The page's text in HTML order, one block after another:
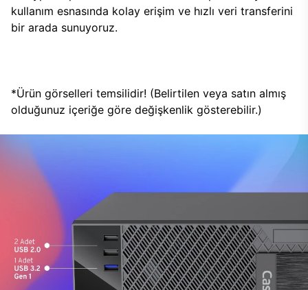
kullanım esnasında kolay erişim ve hızlı veri transferini
bir arada sunuyoruz.
*Ürün görselleri temsilidir! (Belirtilen veya satın almış
olduğunuz içeriğe göre değişkenlik gösterebilir.)